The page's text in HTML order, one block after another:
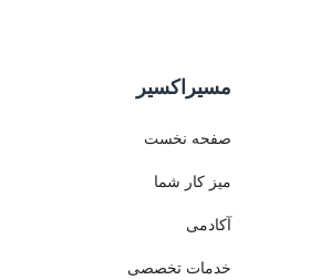
مسیراکسیر
صفحه نخست
میز کار شما
آکادمی
خدمات تخصصی